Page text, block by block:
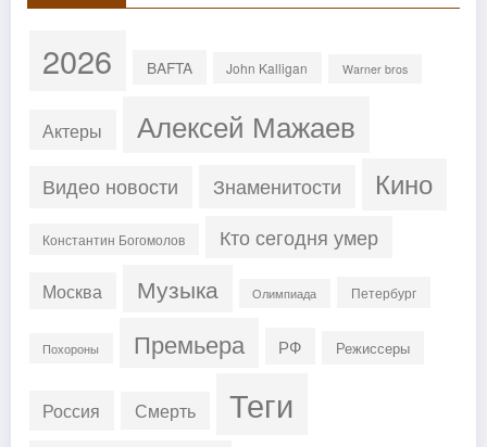
2026 BAFTA John Kalligan Warner bros
Актеры Алексей Мажаев
Видео новости Знаменитости Кино
Константин Богомолов Кто сегодня умер
Москва Музыка Олимпиада Петербург
Похороны Премьера РФ Режиссеры
Россия Смерть Теги